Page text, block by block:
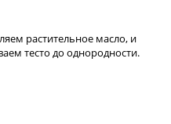
растительное масло, и
тесто до однородности.